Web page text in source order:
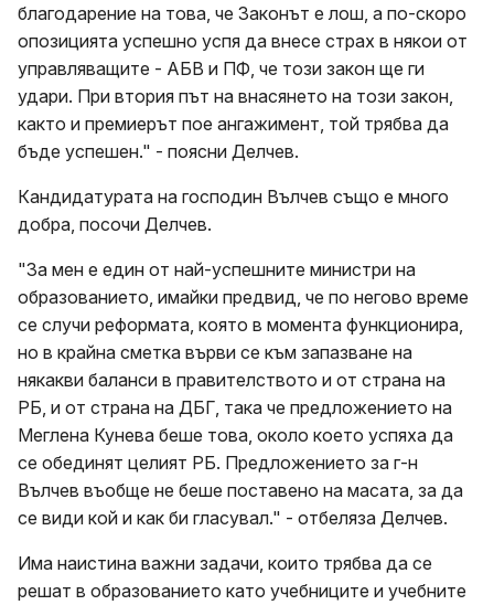
благодарение на това, че Законът е лош, а по-скоро
опозицията успешно успя да внесе страх в някои от
управляващите - АБВ и ПФ, че този закон ще ги
удари. При втория път на внасянето на този закон,
както и премиерът пое ангажимент, той трябва да
бъде успешен." - поясни Делчев.
Кандидатурата на господин Вълчев също е много
добра, посочи Делчев.
"За мен е един от най-успешните министри на
образованието, имайки предвид, че по негово време
се случи реформата, която в момента функционира,
но в крайна сметка върви се към запазване на
някакви баланси в правителството и от страна на
РБ, и от страна на ДБГ, така че предложението на
Меглена Кунева беше това, около което успяха да
се обединят целият РБ. Предложението за г-н
Вълчев въобще не беше поставено на масата, за да
се види кой и как би гласувал." - отбеляза Делчев.
Има наистина важни задачи, които трябва да се
решат в образованието като учебниците и учебните